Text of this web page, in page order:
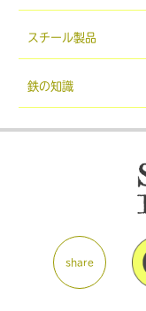
スチール製品
鉄の知識
share